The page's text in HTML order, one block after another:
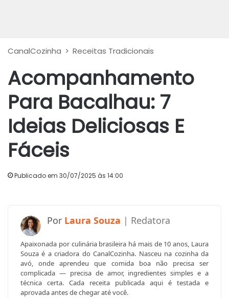
CanalCozinha > Receitas Tradicionais
Acompanhamento
Para Bacalhau: 7
Ideias Deliciosas E
Fáceis
Publicado em 30/07/2025 às 14:00
Laura Souza
Apaixonada por culinária brasileira há mais de 10 anos, Laura
Souza é a criadora do CanalCozinha. Nasceu na cozinha da
avó, onde aprendeu que comida boa não precisa ser
complicada — precisa de amor, ingredientes simples e a
técnica certa. Cada receita publicada aqui é testada e
aprovada antes de chegar até você.